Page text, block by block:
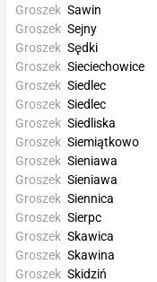
Groszek Sawin
Groszek Sejny
Groszek Sędki
Groszek Sieciechowice
Groszek Siedlec
Groszek Siedlec
Groszek Siedliska
Groszek Siemiątkowo
Groszek Sieniawa
Groszek Sieniawa
Groszek Siennica
Groszek Sierpc
Groszek Skawica
Groszek Skawina
Groszek Skidziń